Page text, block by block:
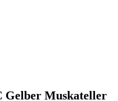
Gelber Muskateller